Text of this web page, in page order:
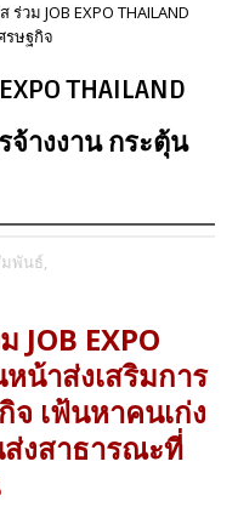
วม JOB EXPO THAILAND
รษฐกิจ
THAILAND
จ้างงาน กระตุ้น
พันธ์,
JOB EXPO
น้าส่งเสริมการ
จ เฟ้นหาคนเก่ง
งสาธารณะที่